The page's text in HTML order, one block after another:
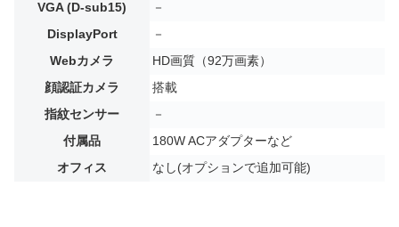
VGA (D-sub15)
－
DisplayPort
－
Webカメラ
HD画質（92万画素）
顔認証カメラ
搭載
指紋センサー
－
付属品
180W ACアダプターなど
オフィス
なし(オプションで追加可能)